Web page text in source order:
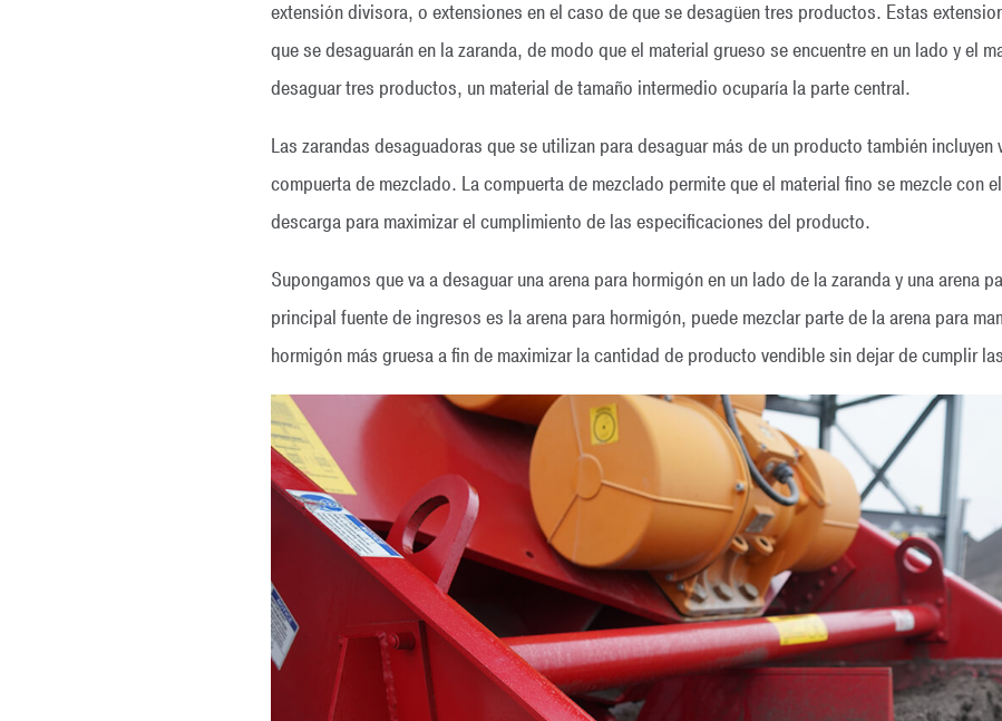
extensión divisora, o extensiones en el caso de que se desagüen tres productos. Estas
que se desaguarán en la zaranda, de modo que el material grueso se encuentre en un lado y el
desaguar tres productos, un material de tamaño intermedio ocuparía la parte central.
Las zarandas desaguadoras que se utilizan para desaguar más de un producto también
compuerta de mezclado. La compuerta de mezclado permite que el material fino se mezcle con
descarga para maximizar el cumplimiento de las especificaciones del producto.
Supongamos que va a desaguar una arena para hormigón en un lado de la zaranda y una arena
principal fuente de ingresos es la arena para hormigón, puede mezclar parte de la arena para
hormigón más gruesa a fin de maximizar la cantidad de producto vendible sin dejar de cumplir